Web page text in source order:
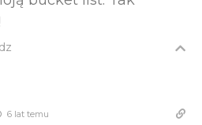
6 lat temu